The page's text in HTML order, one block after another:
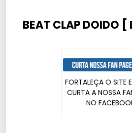
BEAT CLAP DOIDO
FORTALEÇA O SITE
CURTA A NOSSA
NO